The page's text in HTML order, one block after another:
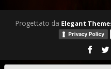
Progettato da Elegant
Privacy Policy